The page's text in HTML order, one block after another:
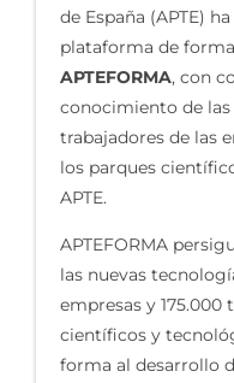
de España (APTE)
plataforma de
APTEFORMA, con
conocimiento de
trabajadores de las
los parques
APTE.
APTEFORMA
las nuevas
empresas y 175.000
científicos y
forma al desarrollo